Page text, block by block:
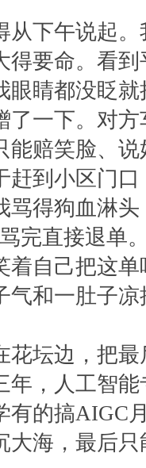
从下午说起
得要命。看
眼睛都没眨
了一下。对
能赔笑脸、
赶到小区门
骂得狗血淋头
完直接退单
着自己把这
气和一肚子
花坛边，把
年，人工智
有的搞AIGC
大海，最后